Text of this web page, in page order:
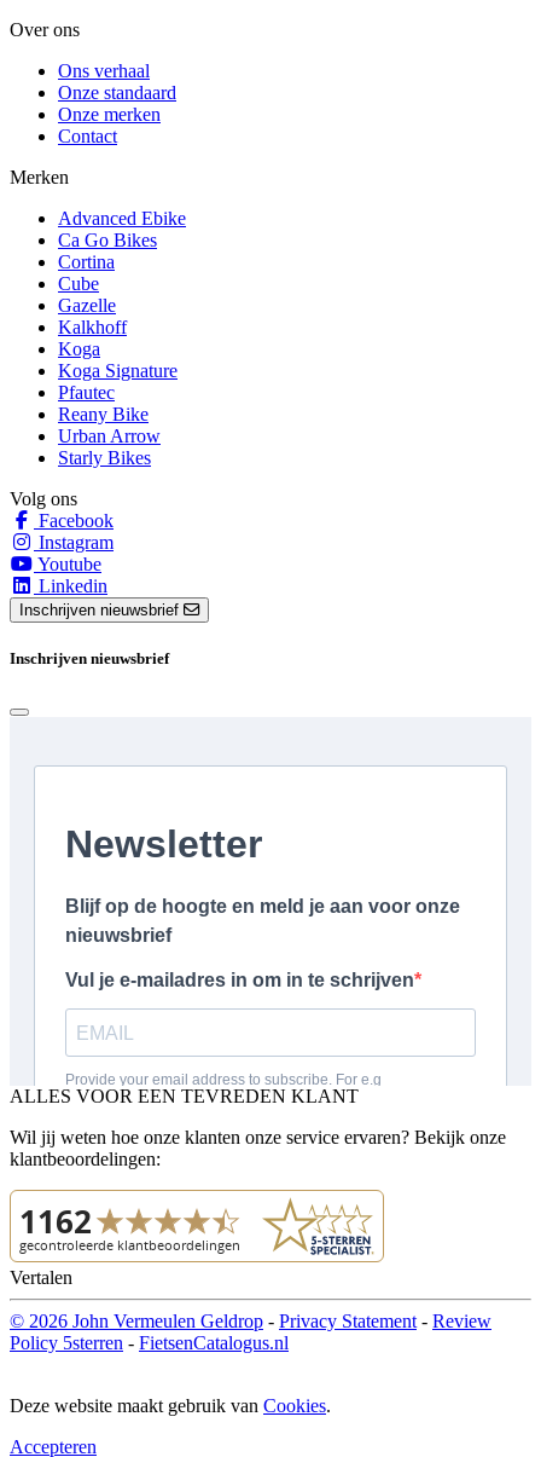
Over ons
Ons verhaal
Onze standaard
Onze merken
Contact
Merken
Advanced Ebike
Ca Go Bikes
Cortina
Cube
Gazelle
Kalkhoff
Koga
Koga Signature
Pfautec
Reany Bike
Urban Arrow
Starly Bikes
Volg ons
Facebook
Instagram
Youtube
Linkedin
Inschrijven nieuwsbrief
Inschrijven nieuwsbrief
ALLES VOOR EEN TEVREDEN KLANT
Wil jij weten hoe onze klanten onze service ervaren? Bekijk onze
klantbeoordelingen:
Vertalen
© 2026 John Vermeulen Geldrop - Privacy Statement - Review
Policy 5sterren - FietsenCatalogus.nl
Deze website maakt gebruik van Cookies.
Accepteren